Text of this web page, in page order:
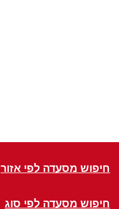
חיפוש מסעדה לפי אזור
חיפוש מסעדה לפי סוג